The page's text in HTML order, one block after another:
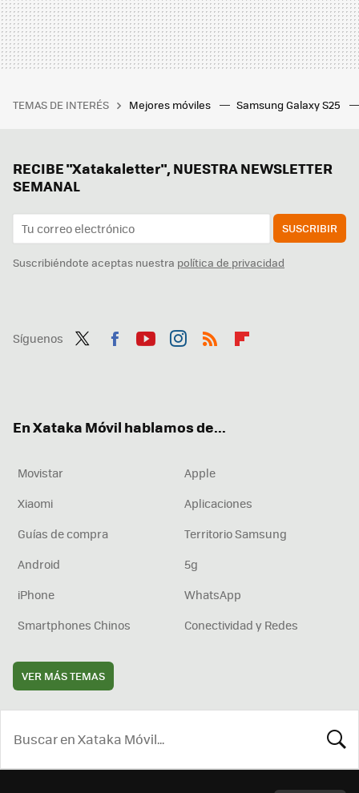
TEMAS DE INTERÉS Mejores móviles Samsung Galaxy S25
RECIBE "Xatakaletter", NUESTRA NEWSLETTER
SEMANAL
SUSCRIBIR
Suscribiéndote aceptas nuestra política de privacidad
Síguenos
En Xataka Móvil hablamos de...
Movistar
Apple
Xiaomi
Aplicaciones
Guías de compra
Territorio Samsung
Android
5g
iPhone
WhatsApp
Smartphones Chinos
Conectividad y Redes
VER MÁS TEMAS